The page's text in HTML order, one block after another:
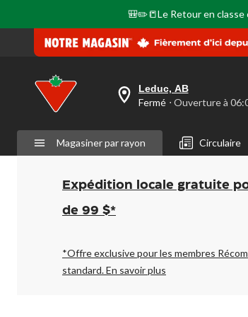
🎒✏️📒Le Retour en classe
votre
est
Leduc,
AB,
Fermé,
Ouverture
à
pour
changer
Leduc, AB
Fermé ⋅ Ouverture
Magasiner par rayon Circulaire
Expédition locale gratuite
de 99 $*
*Offre exclusive pour les membres
standard.En savoir plus